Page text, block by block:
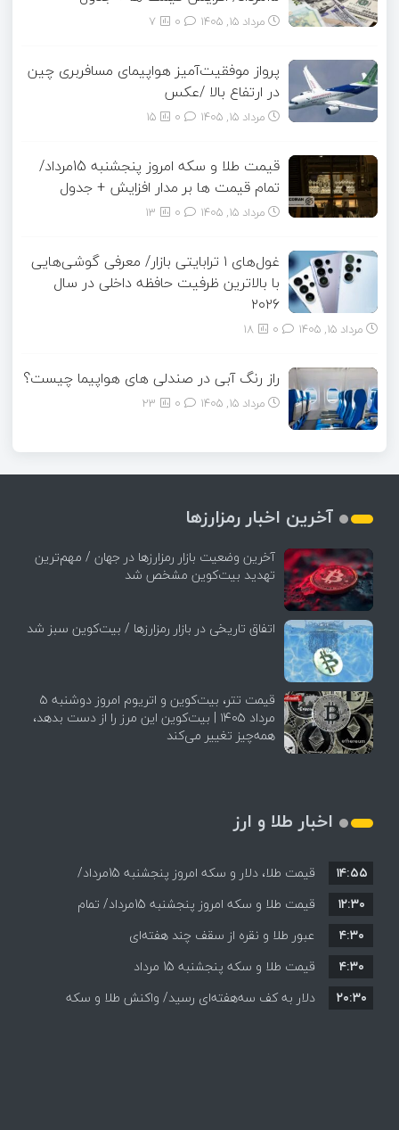
مرداد ۱۵, ۱۴۰۵ 7
پرواز موفقیت‌آمیز هواپیمای مسافربری چین
در ارتفاع بالا /عکس
مرداد ۱۵, ۱۴۰۵ 15
قیمت طلا و سکه امروز پنجشنبه 15مرداد/
تمام قیمت ها بر مدار افزایش + جدول
مرداد ۱۵, ۱۴۰۵ 13
غول‌های ۱ ترابایتی بازار/ معرفی گوشی‌هایی
با بالاترین ظرفیت حافظه داخلی در سال
۲۰۲۶
مرداد ۱۵, ۱۴۰۵ 18
راز رنگ آبی در صندلی های هواپیما چیست؟
مرداد ۱۵, ۱۴۰۵ 23
آخرین اخبار رمزارزها
آخرین وضعیت بازار رمزارزها در جهان / مهم‌ترین
تهدید بیت‌کوین مشخص شد
اتفاق تاریخی در بازار رمزارزها / بیت‌کوین سبز شد
قیمت تتر، بیت‌کوین و اتریوم امروز دوشنبه ۵
مرداد ۱۴۰۵ | بیت‌کوین این مرز را از دست بدهد،
همه‌چیز تغییر می‌کند
اخبار طلا و ارز
قیمت طلا، دلار و سکه امروز پنجشنبه 15مرداد/
افزایش قیمت ها + جدول
۱۴:۵۵
قیمت طلا و سکه امروز پنجشنبه 15مرداد/ تمام
قیمت ها بر مدار افزایش + جدول
۱۲:۳۰
عبور طلا و نقره از سقف چند هفته‌ای
۴:۳۰
قیمت طلا و سکه پنجشنبه 15 مرداد
۴:۳۰
دلار به کف سه‌هفته‌ای رسید/ واکنش طلا و سکه
۲۰:۳۰